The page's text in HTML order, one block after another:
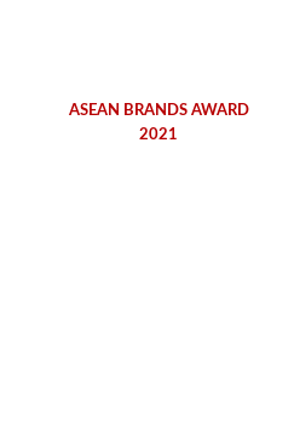
ASEAN BRANDS AWARD
2021